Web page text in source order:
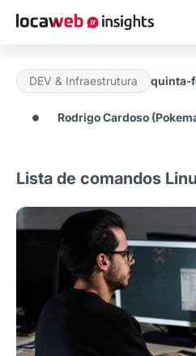
ARTIGOS
ESTUDOS
CASES DE SUCESSO
LOCAWEB.COM.BR
DEV & Infraestrutura quinta-
Rodrigo Cardoso
Lista de comandos